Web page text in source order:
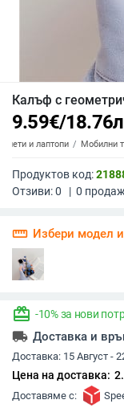
Калъф с
9.59€/18.76
и лаптопи Мобилни
Продуктов код:
Отзиви:0 | 0
straighten Избери модел
redeem -10% за нови
local_shipping Доставка и
Доставка: 15 Август -
Цена на доставка:
Доставяме с: